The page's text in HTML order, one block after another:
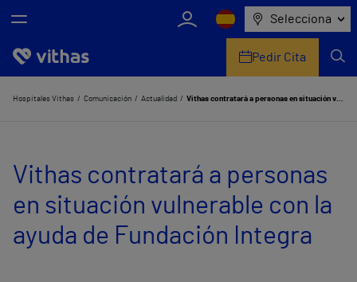
Selecciona
Nosotros
Servicios de salud
Equipo médico y asistencial
Información útil
Pedir Cita
Hospitales Vithas Comunicación Actualidad Vithas contratará a personas en situación vulnerable con la ayuda de Fundación Integra
Vithas contratará a personas
en situación vulnerable con la
ayuda de Fundación Integra